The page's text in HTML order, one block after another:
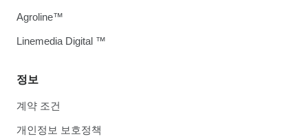
정보
계약 조건
개인정보 보호정책
Agroline™
Linemedia Digital ™